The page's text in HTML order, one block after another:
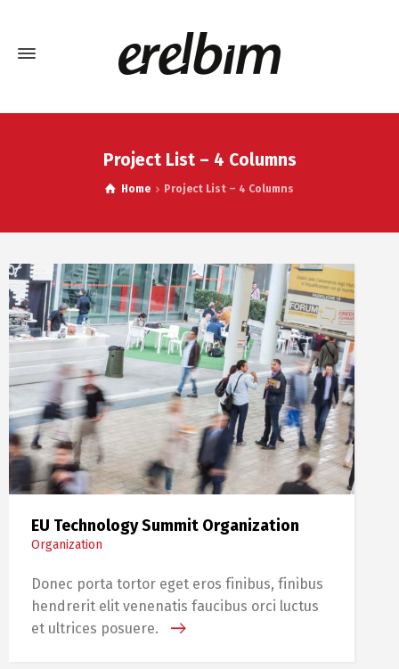
Project List – 4 Columns
Home Project List – 4 Columns
EU Technology Summit Organization
Organization
Donec porta tortor eget eros finibus, finibus
hendrerit elit venenatis faucibus orci luctus
et ultrices posuere.